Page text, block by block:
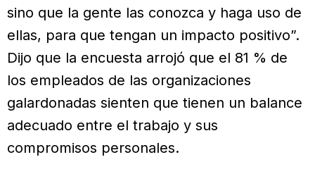
sino que la gente las conozca y haga uso de
ellas, para que tengan un impacto positivo”.
Dijo que la encuesta arrojó que el 81 % de
los empleados de las organizaciones
galardonadas sienten que tienen un balance
adecuado entre el trabajo y sus
compromisos personales.